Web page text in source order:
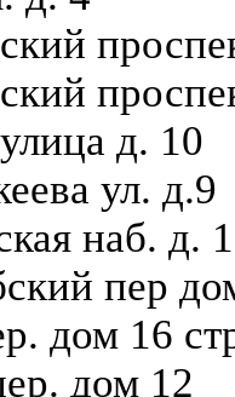
д. 10
ул. д.9
наб. д.
пер
дом 16
дом 12